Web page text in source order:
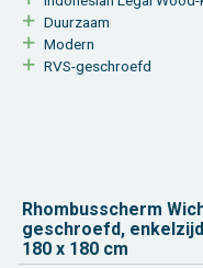
Duur­zaam
Mo­dern
RVS-ge­schroefd
Rhom­bus­scherm
ge­schroefd,
180 x 180 cm